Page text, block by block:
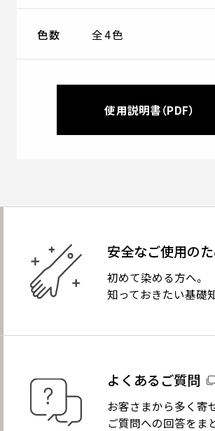
色数 全4色
使用説明書（PDF）
安全なご使用の
初めて染める方へ。
知っておきたい基礎
よくあるご質問
お客さまから多く寄
ご質問への回答をま